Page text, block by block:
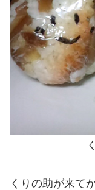
くりの助が来て